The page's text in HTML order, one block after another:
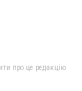
про це редакцію